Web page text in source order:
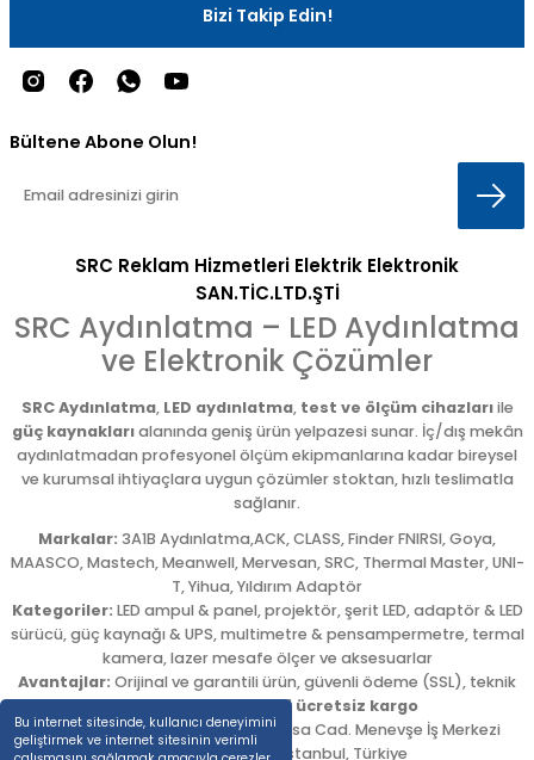
Bu internet sitesinde, kullanıcı deneyimini
geliştirmek ve internet sitesinin verimli
Bizi Takip Edin!
Bültene Abone Olun!
SRC Reklam Hizmetleri Elektrik Elektronik
SAN.TİC.LTD.ŞTİ
SRC Aydınlatma – LED Aydınlatma
ve Elektronik Çözümler
SRC Aydınlatma, LED aydınlatma, test ve ölçüm cihazlarıile
güç kaynaklarıalanında geniş ürün yelpazesi sunar. İç/dış mekân
aydınlatmadan profesyonel ölçüm ekipmanlarına kadar bireysel
ve kurumsal ihtiyaçlara uygun çözümler stoktan, hızlı teslimatla
sağlanır.
Markalar: 3A1B Aydınlatma,ACK, CLASS, Finder FNIRSI, Goya,
MAASCO, Mastech, Meanwell, Mervesan, SRC, Thermal Master, UNI-
T, Yihua, Yıldırım Adaptör
Kategoriler: LED ampul & panel, projektör, şerit LED, adaptör & LED
sürücü, güç kaynağı & UPS, multimetre & pensampermetre, termal
kamera, lazer mesafe ölçer ve aksesuarlar
Avantajlar: Orijinal ve garantili ürün, güvenli ödeme (SSL), teknik
destek,5.000 TL üzeri ücretsiz kargo
Adres: Emekyemez Mah. Okçumusa Cad. Menevşe İş Merkezi
No:22/58,Beyoğlu/ İstanbul, Türkiye